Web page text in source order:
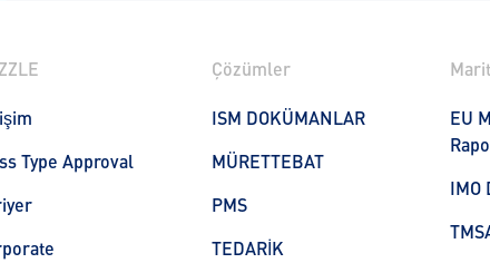
Type Approval
Çözümler
ISM DOKÜMANLAR
MÜRETTEBAT
PMS
TEDARİK
EU
IMO